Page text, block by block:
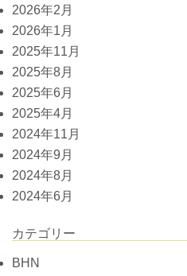
2026年2月
2026年1月
2025年11月
2025年8月
2025年6月
2025年4月
2024年11月
2024年9月
2024年8月
2024年6月
カテゴリー
BHN